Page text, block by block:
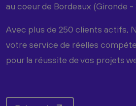
au coeur de Bordeaux (Gironde -
Avec plus de 250 clients actifs,
votre service de réelles
pour la réussite de vos projets